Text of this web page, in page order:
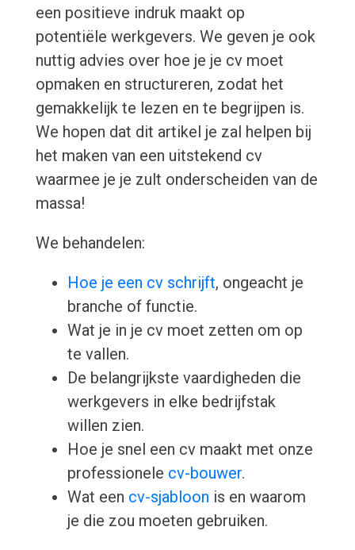
een positieve indruk maakt op
potentiële werkgevers. We geven je ook
nuttig advies over hoe je je cv moet
opmaken en structureren, zodat het
gemakkelijk te lezen en te begrijpen is.
We hopen dat dit artikel je zal helpen bij
het maken van een uitstekend cv
waarmee je je zult onderscheiden van de
massa!
We behandelen:
Hoe je een cv schrijft, ongeacht je
branche of functie.
Wat je in je cv moet zetten om op
te vallen.
De belangrijkste vaardigheden die
werkgevers in elke bedrijfstak
willen zien.
Hoe je snel een cv maakt met onze
professionele cv-bouwer.
Wat een cv-sjabloon is en waarom
je die zou moeten gebruiken.